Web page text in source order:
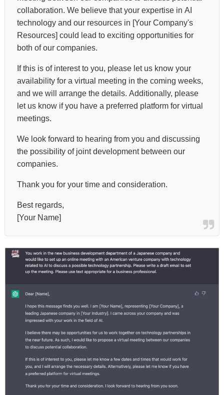
collaboration. We believe that your expertise in AI
technology and our resources in [Your Company's
Resources] could lead to exciting opportunities for
both of our companies.
If this is of interest to you, please let us know your
availability for a virtual meeting in the coming weeks,
and we will arrange the details. Additionally, please
let us know if you have a preferred platform for virtual
meetings.
We look forward to hearing from you and discussing
the possibility of joint development between our
companies.
Thank you for your time and consideration.
Best regards,
[Your Name]